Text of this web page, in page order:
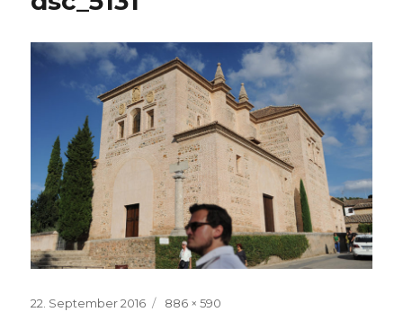
Veröffentlicht
22. September 2016
Volle
886 × 590